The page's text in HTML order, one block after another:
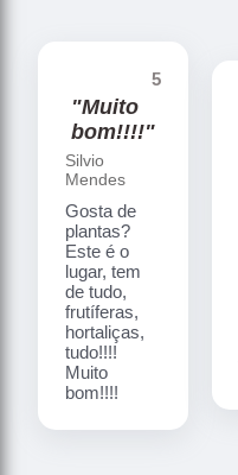
5
"Muito
bom!!!!"
Silvio
Mendes
Gosta de
plantas?
Este é o
lugar, tem
de tudo,
frutíferas,
hortaliças,
tudo!!!!
Muito
bom!!!!